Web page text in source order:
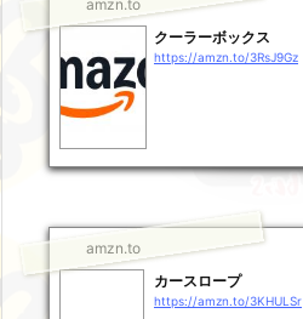
amzn.to
クーラーボックス
https://amzn.to/3RsJ9Gz
amzn.to
カースロープ
https://amzn.to/3KHULSr